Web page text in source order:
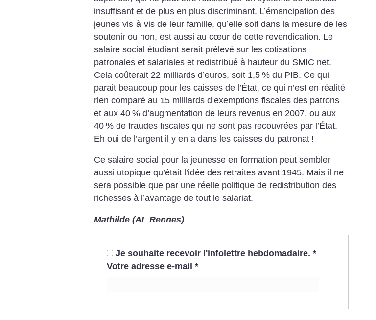
insuffisant et de plus en plus discriminant. L’émancipation des
jeunes vis-à-vis de leur famille, qu’elle soit dans la mesure de les
soutenir ou non, est aussi au cœur de cette revendication. Le
salaire social étudiant serait prélevé sur les cotisations
patronales et salariales et redistribué à hauteur du SMIC net.
Cela coûterait 22 milliards d’euros, soit 1,5 % du PIB. Ce qui
parait beaucoup pour les caisses de l’État, ce qui n’est en réalité
rien comparé au 15 milliards d’exemptions fiscales des patrons
et aux 40 % d’augmentation de leurs revenus en 2007, ou aux
40 % de fraudes fiscales qui ne sont pas recouvrées par l’État.
Eh oui de l’argent il y en a dans les caisses du patronat !
Ce salaire social pour la jeunesse en formation peut sembler
aussi utopique qu’était l’idée des retraites avant 1945. Mais il ne
sera possible que par une réelle politique de redistribution des
richesses à l’avantage de tout le salariat.
Mathilde (AL Rennes)
Je souhaite recevoir l'infolettre hebdomadaire. *
Votre adresse e-mail *